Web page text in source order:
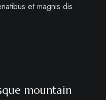
et magnis dis
mountain